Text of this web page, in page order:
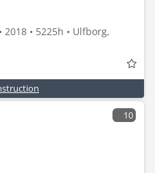
• 5225h • Ulfborg,
10